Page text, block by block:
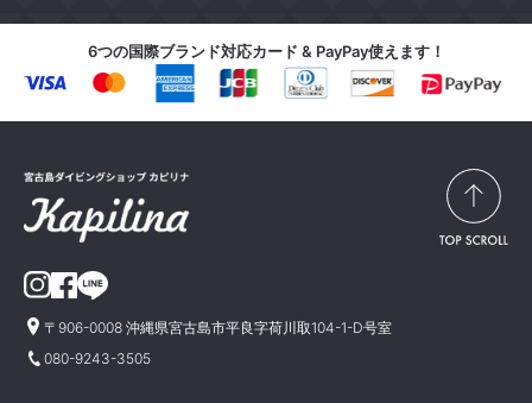
6つの国際ブランド対応カード & PayPay使えます！
〒906-0008 沖縄県宮古島市平良字荷川取104-1-D号室
080-9243-3505